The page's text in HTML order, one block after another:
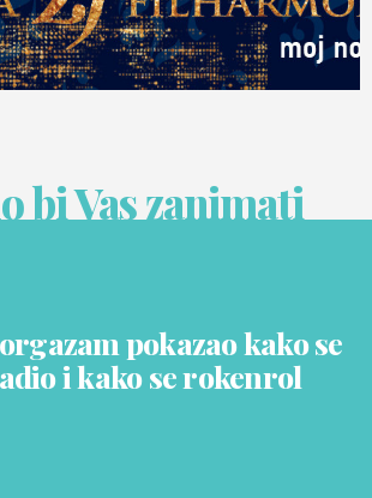
bi Vas zanimati
pokazao kako se
i kako se rokenrol